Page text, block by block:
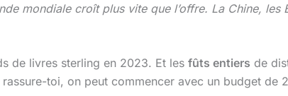
mondiale croît plus vite que l’offre. La Chine, les
de livres sterling en 2023. Et les fûts entiers de
toi, on peut commencer avec un budget de